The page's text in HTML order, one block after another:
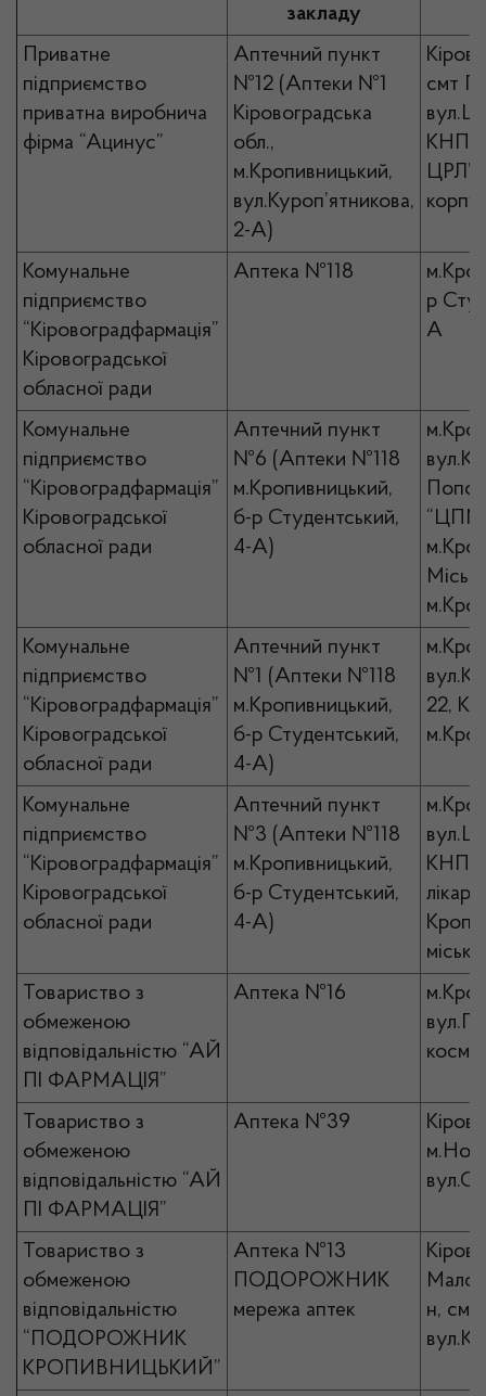
закладу
Приватне
підприємство
приватна виробнича
фірма “Ацинус”
Аптечний пункт
№12 (Аптеки №1
Кіровоградська
обл.,
м.Кропивницький,
вул.Куроп’ятникова,
2-А)
смт
КНП
ЦРЛ”,
Комунальне
підприємство
“Кіровоградфармація”
Кіровоградської
обласної ради
Аптека №118
р
А
Комунальне
підприємство
“Кіровоградфармація”
Кіровоградської
обласної ради
Аптечний пункт
№6 (Аптеки №118
м.Кропивницький,
б-р Студентський,
4-А)
Комунальне
підприємство
“Кіровоградфармація”
Кіровоградської
обласної ради
Аптечний пункт
№1 (Аптеки №118
м.Кропивницький,
б-р Студентський,
4-А)
22,
Комунальне
підприємство
“Кіровоградфармація”
Кіровоградської
обласної ради
Аптечний пункт
№3 (Аптеки №118
м.Кропивницький,
б-р Студентський,
4-А)
КНП
Товариство з
обмеженою
відповідальністю “АЙ
ПІ ФАРМАЦІЯ”
Аптека №16
Товариство з
обмеженою
відповідальністю “АЙ
ПІ ФАРМАЦІЯ”
Аптека №39
Товариство з
обмеженою
відповідальністю
“ПОДОРОЖНИК
КРОПИВНИЦЬКИЙ”
Аптека №13
ПОДОРОЖНИК
мережа аптек
н, смт